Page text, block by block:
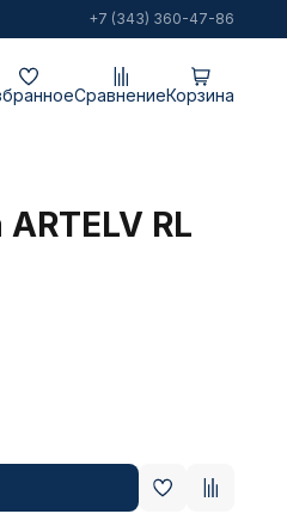
+7 (343) 360-47-86
СравнениеКорзина
RL